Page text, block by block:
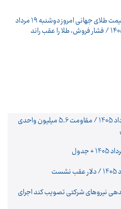
قیمت طلای جهانی امروز دوشنبه ۱۹ مرداد
طلا را عقب راند
پایان بورس امروز دوشنبه 19 مرداد 1405 / مقاومت 5.6 میلیون واحدی
نیروهای شرکتی تصویب کند اجرای